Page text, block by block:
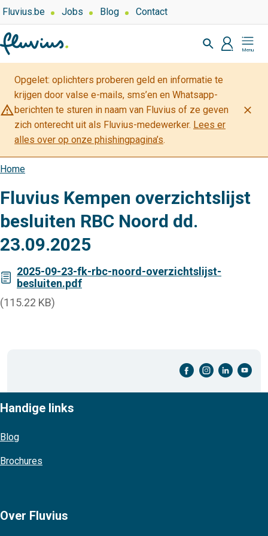
Overslaan
en
naar
de
inhoud
gaan
Top
navigation
Over
Fluvius.be Jobs Blog Contact
Zoeken
profiel
Mijn
Fluvius
warning_amber
Opgelet: oplichters proberen geld en informatie te
krijgen door valse e-mails, sms’en en Whatsapp-
berichten te sturen in naam van Fluvius of ze geven
zich onterecht uit als Fluvius-medewerker. Lees er
alles over op onze phishingpagina’s.
close
Kruimelpad
Home
Fluvius Kempen overzichtslijst
besluiten RBC Noord dd.
23.09.2025
2025-09-23-fk-rbc-noord-overzichtslijst-
besluiten.pdf
(115.22 KB)
facebook-cirkel instagram-cirkel linkedin-cirkel youtube-cirkel
Handige links
Blog
Brochures
Over Fluvius